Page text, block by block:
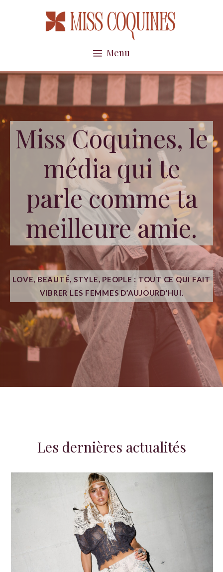
Menu
Miss Coquines, le
média qui te
parle comme ta
meilleure amie.
LOVE, BEAUTÉ, STYLE, PEOPLE : TOUT CE QUI FAIT
VIBRER LES FEMMES D’AUJOURD’HUI.
Les dernières actualités